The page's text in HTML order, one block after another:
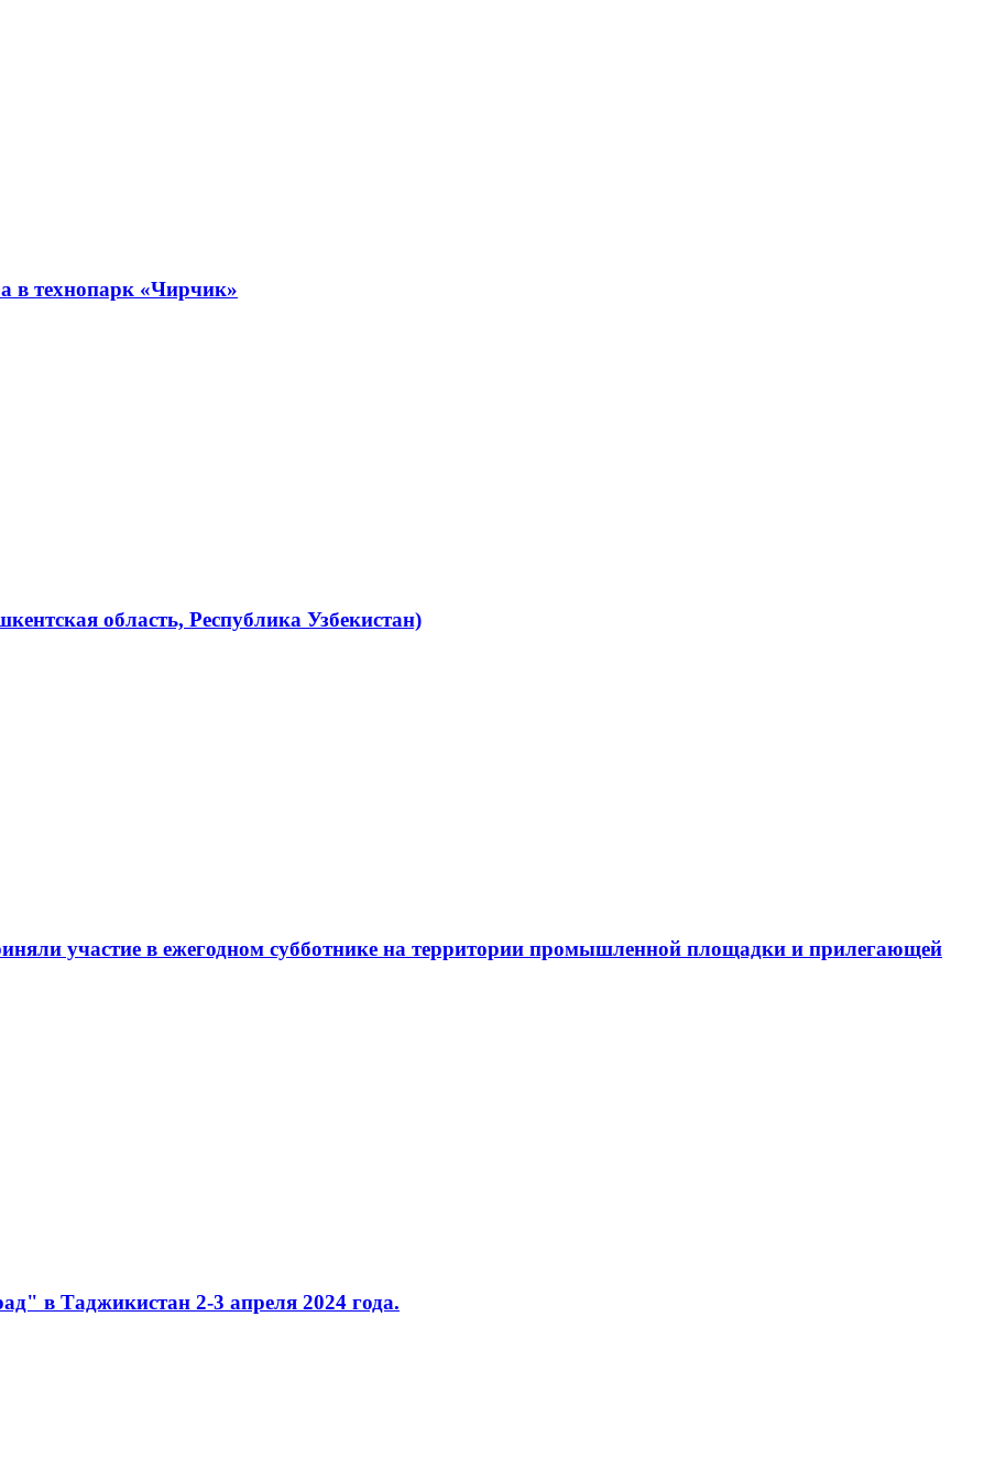
в технопарк «Чирчик»
область, Республика Узбекистан)
участие в ежегодном субботнике на территории промышленной площадки и прилегающей
в Таджикистан 2-3 апреля 2024 года.